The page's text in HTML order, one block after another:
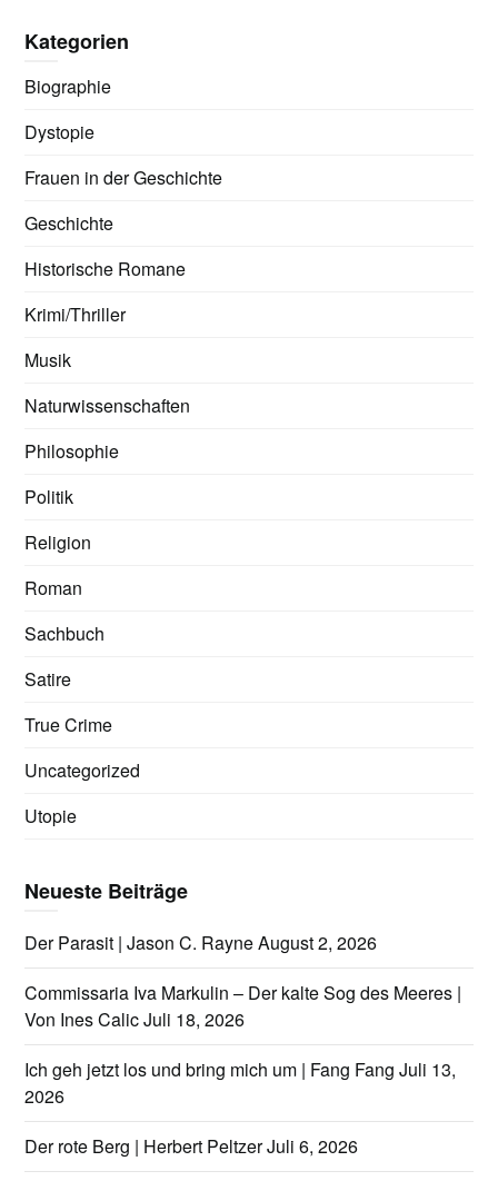
Kategorien
Biographie
Dystopie
Frauen in der Geschichte
Geschichte
Historische Romane
Krimi/Thriller
Musik
Naturwissenschaften
Philosophie
Politik
Religion
Roman
Sachbuch
Satire
True Crime
Uncategorized
Utopie
Neueste Beiträge
Der Parasit | Jason C. RayneAugust 2, 2026
Commissaria Iva Markulin – Der kalte Sog des Meeres |
Von Ines CalicJuli 18, 2026
Ich geh jetzt los und bring mich um | Fang Fang Juli 13,
2026
Der rote Berg | Herbert PeltzerJuli 6, 2026